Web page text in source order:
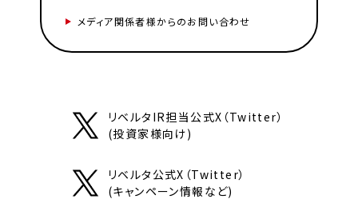
メディア関係者様からのお問い合わせ
リベルタIR担当公式X（Twitter）
(投資家様向け)
リベルタ公式X（Twitter）
(キャンペーン情報など)